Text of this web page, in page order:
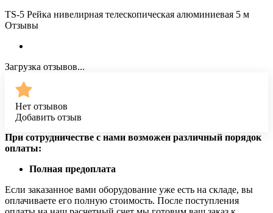
TS-5 Рейка нивелирная телескопическая алюминиевая 5 м
Отзывы
Загрузка отзывов...
Нет отзывов
Добавить отзыв
При сотрудничестве с нами возможен различный порядок
оплаты:
Полная предоплата
Если заказанное вами оборудование уже есть на складе, вы
оплачиваете его полную стоимость. После поступления